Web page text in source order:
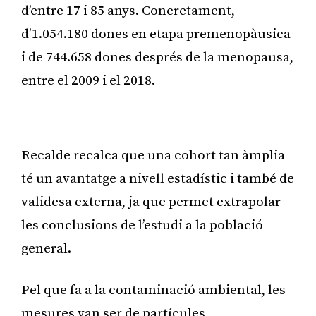
d’entre 17 i 85 anys. Concretament,
d’1.054.180 dones en etapa premenopàusica
i de 744.658 dones després de la menopausa,
entre el 2009 i el 2018.
Recalde recalca que una cohort tan àmplia
té un avantatge a nivell estadístic i també de
validesa externa, ja que permet extrapolar
les conclusions de l’estudi a la població
general.
Pel que fa a la contaminació ambiental, les